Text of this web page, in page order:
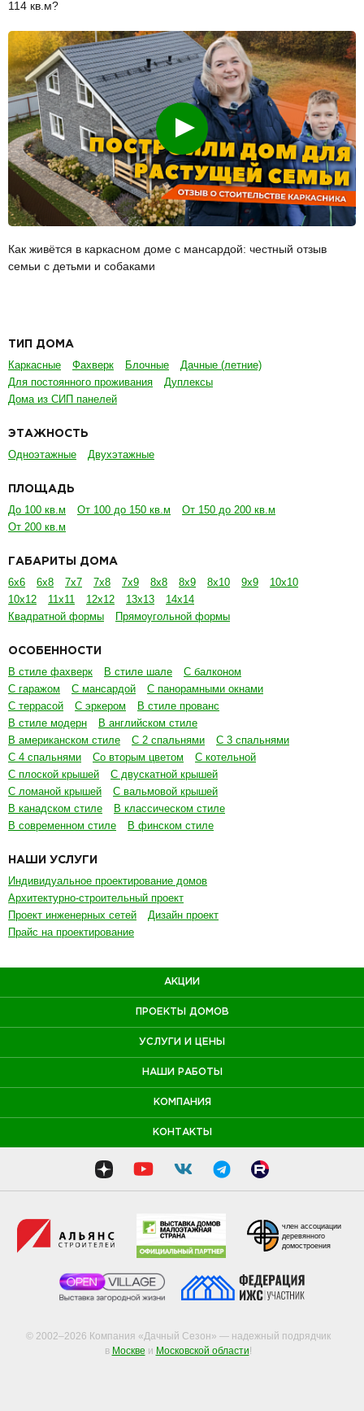
114 кв.м?
Смотреть
Как живётся в каркасном доме с мансардой: честный отзыв
семьи с детьми и собаками
ТИП ДОМА
Каркасные Фахверк Блочные
Дачные (летние)
Для постоянного проживания
Дуплексы
Дома из СИП панелей
ЭТАЖНОСТЬ
Одноэтажные Двухэтажные
ПЛОЩАДЬ
До 100 кв.м От 100 до 150 кв.м
От 150 до 200 кв.м
От 200 кв.м
ГАБАРИТЫ ДОМА
6х6 6х8 7х7 7х8 7х9 8х8 8х9 8х10 9х9
10х10
10х12
11х11 12х12 13х13
14х14
Квадратной формы
Прямоугольной формы
ОСОБЕННОСТИ
В стиле фахверк В стиле шале
С балконом
С гаражом
С мансардой
С панорамными окнами
С террасой
С эркером
В стиле прованс
В стиле модерн
В английском стиле
В американском стиле
С 2 спальнями
С 3 спальнями
С 4 спальнями
Со вторым цветом
С котельной
С плоской крышей
С двускатной крышей
С ломаной крышей
С вальмовой крышей
В канадском стиле
В классическом стиле
В современном стиле
В финском стиле
НАШИ УСЛУГИ
Индивидуальное проектирование домов
Архитектурно-строительный проект
Проект инженерных сетей
Дизайн проект
Прайс на проектирование
АКЦИИ
ПРОЕКТЫ ДОМОВ
УСЛУГИ И ЦЕНЫ
НАШИ РАБОТЫ
КОМПАНИЯ
КОНТАКТЫ
© 2002–2026 Компания «Дачный Сезон» — надежный подрядчик
в Москве и Московской области!
член ассоциации
деревянного
домостроения